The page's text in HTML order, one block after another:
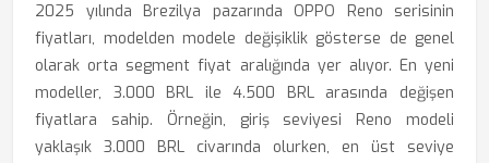
2025 yılında Brezilya pazarında OPPO Reno serisinin
fiyatları, modelden modele değişiklik gösterse de genel
olarak orta segment fiyat aralığında yer alıyor. En yeni
modeller, 3.000 BRL ile 4.500 BRL arasında değişen
fiyatlara sahip. Örneğin, giriş seviyesi Reno modeli
yaklaşık 3.000 BRL civarında olurken, en üst seviye